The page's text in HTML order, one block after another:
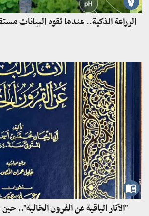
الزراعة الذكية.. عندما تقود البيانات
"الآثار الباقية عن القرون الخالية"..